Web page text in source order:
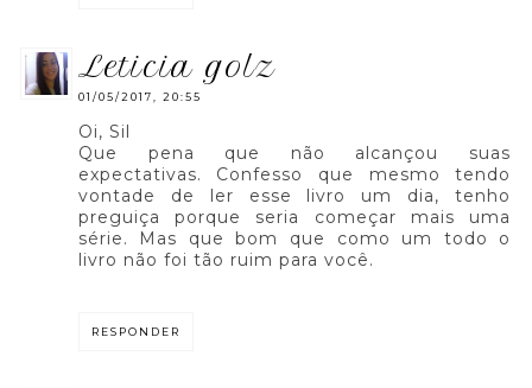
leticia golz
01/05/2017, 20:55
Oi, Sil
Que pena que não alcançou suas
expectativas. Confesso que mesmo tendo
vontade de ler esse livro um dia, tenho
preguiça porque seria começar mais uma
série. Mas que bom que como um todo o
livro não foi tão ruim para você.
RESPONDER